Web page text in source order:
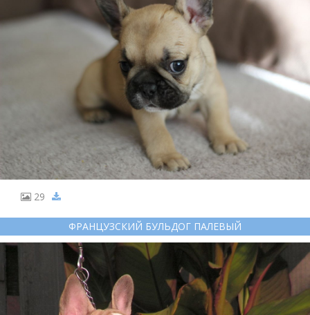
29
ФРАНЦУЗСКИЙ БУЛЬДОГ ПАЛЕВЫЙ